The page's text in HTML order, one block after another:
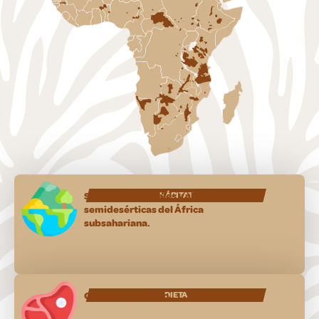
HÁBITAT
Sabanas, pastizales y algunas zonas
semidesérticas del África
subsahariana.
DIETA
Carnívoro estricto